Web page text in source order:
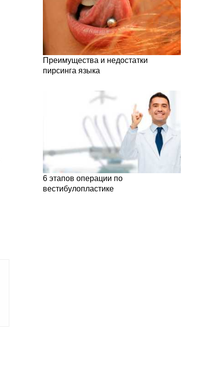
Преимущества и недостатки
пирсинга языка
6 этапов операции по
вестибулопластике